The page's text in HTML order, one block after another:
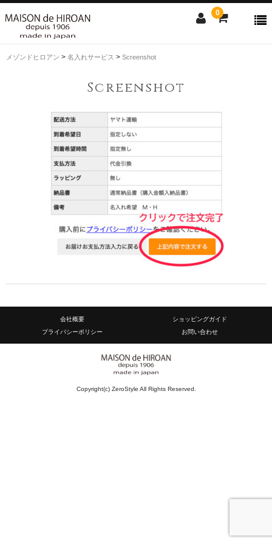
0
Shopping guide
メゾンドヒロアン > 名入れサービス > Screenshot
Screenshot
会社概要
ショッピングガイド
プライバシーポリシー
お問い合わせ
Copyright(c) ZeroStyle All Rights Reserved.